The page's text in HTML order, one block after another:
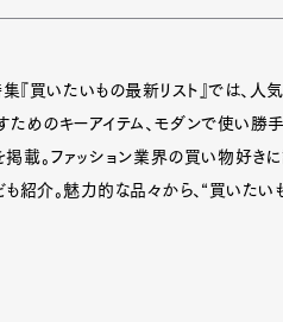
買いたいもの最新リスト』では、人
ためのキーアイテム、モダンで使い勝
載。ファッション業界の買い物好き
も紹介。魅力的な品々から、“買いたい